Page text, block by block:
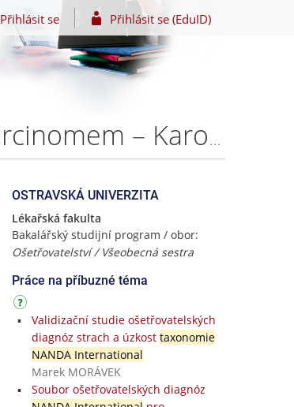
Přihlásit se Přihlásit se (EduID)
Ošetřovatelský proces v péči o pacienta s kolorektálním karcinomem – Karolína VRUBLOVÁ
OSTRAVSKÁ UNIVERZITA
Lékařská fakulta
Bakalářský studijní program / obor:
Ošetřovatelství / Všeobecná sestra
Práce na příbuzné téma
Validizační studie ošetřovatelských
diagnóz strach a úzkost taxonomie
NANDA International
Marek MORÁVEK
Soubor ošetřovatelských diagnóz